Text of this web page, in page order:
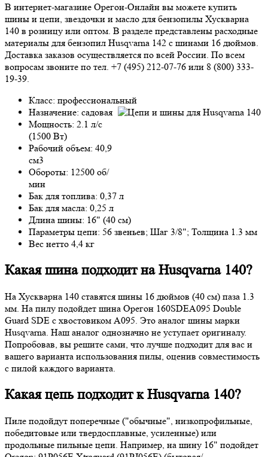
В интернет-магазине Орегон-Онлайн вы можете купить
шины и цепи, звездочки и масло для бензопилы Хускварна
140 в розницу или оптом. В разделе представлены расходные
материалы для бензопил Husqvarna 142 с шинами 16 дюймов.
Доставка заказов осуществляется по всей России. По всем
вопросам звоните по тел. +7 (495) 212-07-76 или 8 (800) 333-
19-39.
Класс: профессиональный
Назначение: садовая
Мощность: 2.1 л/с
(1500 Вт)
Рабочий объем: 40,9
см3
Обороты: 12500 об/
мин
Бак для топлива: 0,37 л
Бак для масла: 0,25 л
Длина шины: 16" (40 см)
Параметры цепи: 56 звеньев; Шаг 3/8"; Толщина 1.3 мм
Вес нетто 4,4 кг
Какая шина подходит на Husqvarna 140?
На Хускварна 140 ставятся шины 16 дюймов (40 см) паза 1.3
мм. На пилу подойдет шина Орегон 160SDEA095 Double
Guard SDE с хвостовиком А095. Это аналог шины марки
Husqvarna. Наш аналог однозначно не уступает оригиналу.
Попробовав, вы решите сами, что лучше подходит для вас и
вашего варианта использования пилы, оценив совместимость
с пилой каждого варианта.
Какая цепь подходит к Husqvarna 140?
Пиле подойдут поперечные ("обычные", низкопрофильные,
победитовые или твердосплавные, усиленные) или
продольные пильные цепи. Например, на шину 16" подойдет